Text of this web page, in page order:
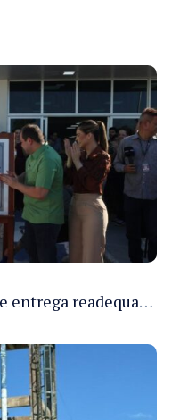
Governador Roberto Cidade entrega readequação do ambulatório da FCecon e amplia capacidade de atendimento oncológico em Manaus